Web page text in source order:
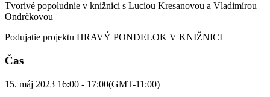
Tvorivé popoludnie v knižnici s Luciou Kresanovou a Vladimírou
Ondrčkovou
Podujatie projektu HRAVÝ PONDELOK V KNIŽNICI
Čas
15. máj 2023 16:00 - 17:00(GMT-11:00)